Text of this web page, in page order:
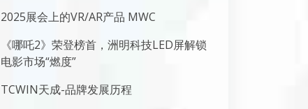
2025展会上的VR/AR产品 MWC
《哪吒2》荣登榜首，洲明科技LED屏解锁
电影市场“燃度”
TCWIN天成-品牌发展历程